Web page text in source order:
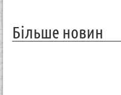
Більше новин